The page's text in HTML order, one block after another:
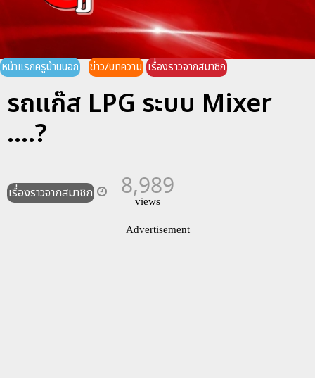
หน้าแรกครูบ้านนอก ข่าว/บทความ เรื่องราวจากสมาชิก
รถแก๊ส LPG ระบบ Mixer
....?
เรื่องราวจากสมาชิก 8,989
views
Advertisement